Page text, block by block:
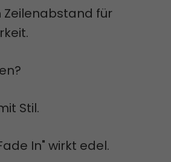
Zeilenabstand für
Stil.
In" wirkt edel.